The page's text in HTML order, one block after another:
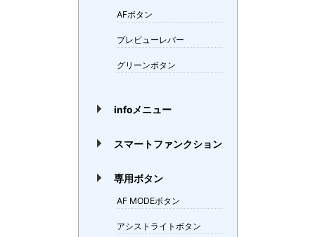
AFボタン
プレビューレバー
グリーンボタン
infoメニュー
スマートファンクション
専用ボタン
AF MODEボタン
アシストライトボタン